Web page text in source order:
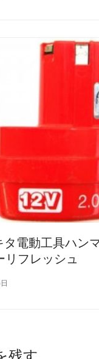
電動工具ハン
リフレッシュ
残す